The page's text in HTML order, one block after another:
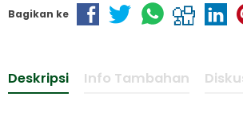
Bagikan ke
Deskripsi Info Tambahan